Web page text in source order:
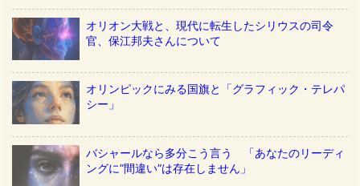
オリオン大戦と、現代に転生したシリウスの司令
官、保江邦夫さんについて
オリンピックにみる国旗と「グラフィック・テレパ
シー」
バシャールなら多分こう言う 「あなたのリーディ
ングに”間違い”は存在しません」